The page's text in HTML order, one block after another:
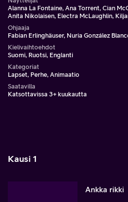
Alanna La Fontaine, Ana Torrent, Cian
Anita Nikolaisen, Electra McLaughlin,
Ohjaaja
Fabian Erlinghäuser, Nuria González
Kielivaihtoehdot
Suomi, Ruotsi, Englanti
Kategoriat
Lapset, Perhe, Animaatio
Saatavilla
Katsottavissa 3+ kuukautta
Kausi 1
Ankka rikki